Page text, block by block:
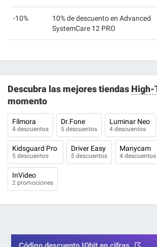
-10%
10% de descuento en Advanced
SystemCare 12 PRO
Descubra las mejores tiendas High-
momento
Filmora
4 descuentos
Dr.Fone
5 descuentos
Luminar Neo
4 descuentos
Kidsguard Pro
5 descuentos
Driver Easy
5 descuentos
Manycam
4 descuentos
InVideo
2 promociones